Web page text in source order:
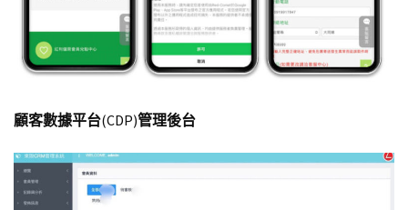
顧客數據平台(CDP)管理後台